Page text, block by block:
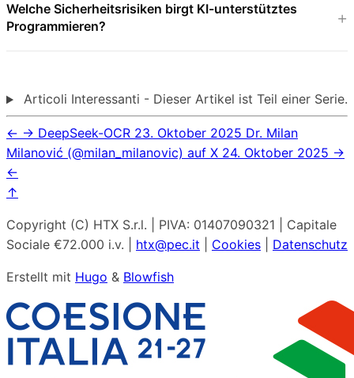
Welche Sicherheitsrisiken birgt KI-unterstütztes
Programmieren?
Articoli Interessanti - Dieser Artikel ist Teil einer Serie.
← → DeepSeek-OCR 23. Oktober 2025 Dr. Milan
Milanović (@milan_milanovic) auf X 24. Oktober 2025 →
←
↑
Copyright (C) HTX S.r.l. | PIVA: 01407090321 | Capitale
Sociale €72.000 i.v. | htx@pec.it Cookies Datenschutz
Erstellt mit Hugo & Blowfish